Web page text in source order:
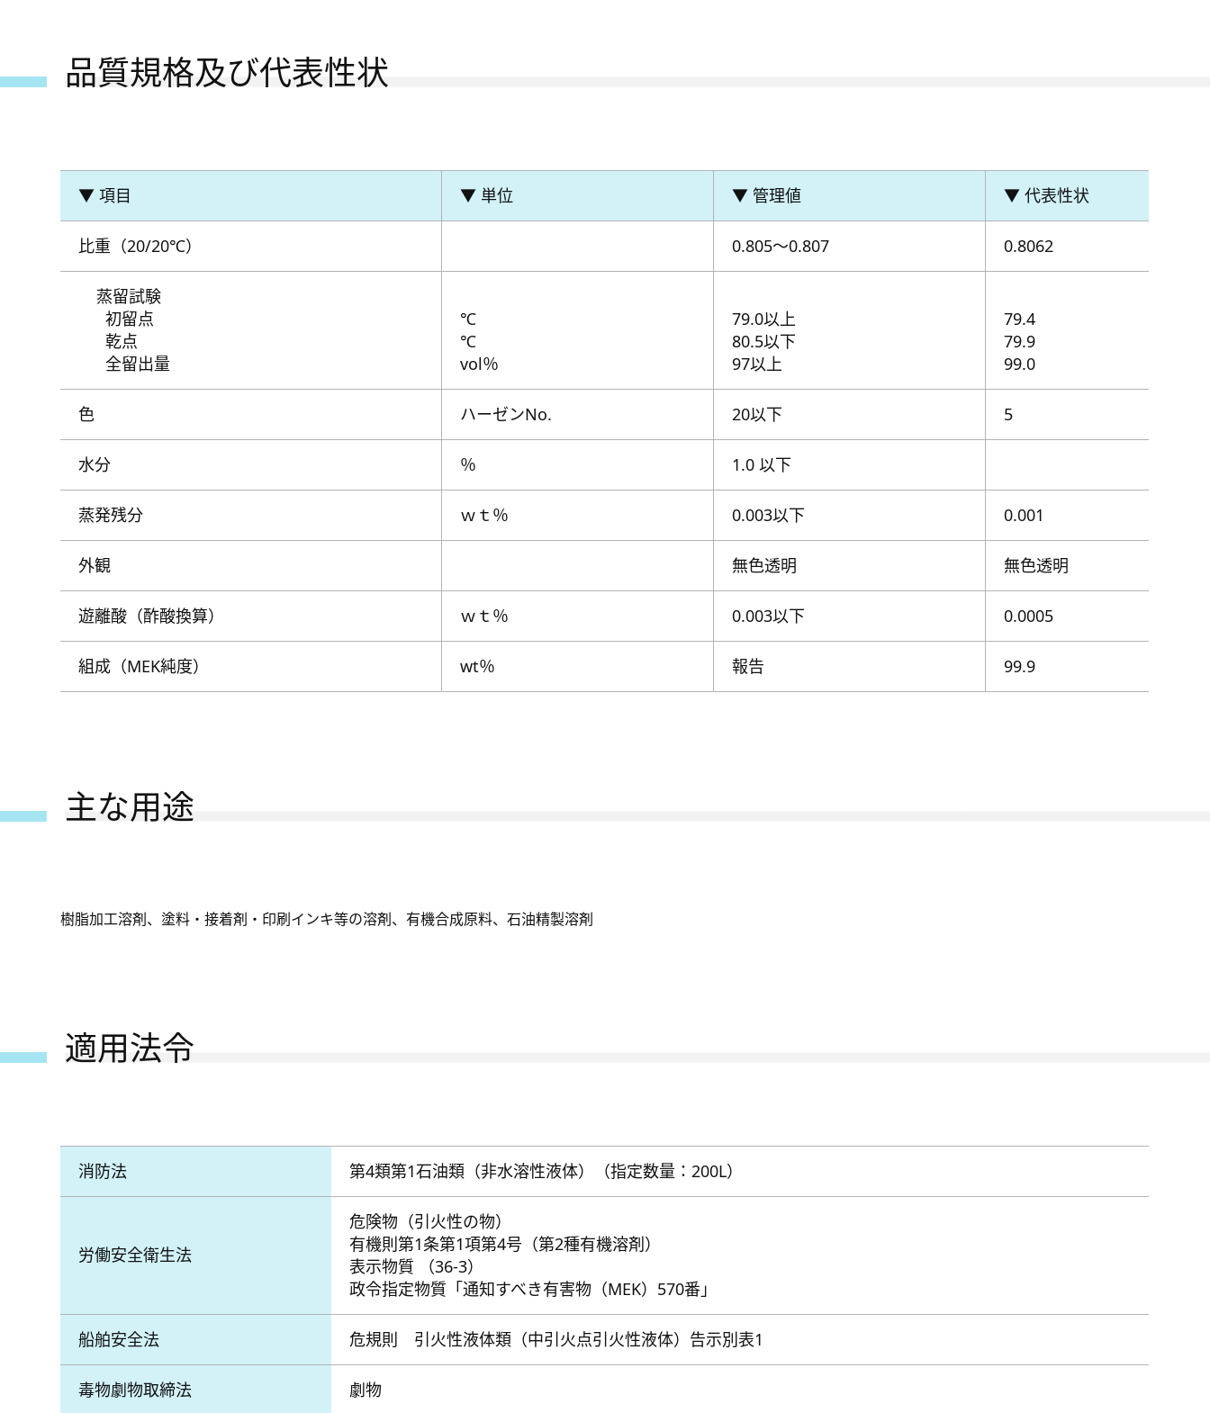
品質規格及び代表性状
▼ 項目 ▼ 単位 ▼ 管理値 ▼ 代表性状
比重（20/20℃） 0.805～0.807 0.8062
蒸留試験
初留点
乾点
全留出量
℃
℃
vol％
79.0以上
80.5以下
97以上
79.4
79.9
99.0
色 ハーゼンNo. 20以下 5
水分 ％ 1.0 以下
蒸発残分 ｗｔ％ 0.003以下 0.001
外観 無色透明 無色透明
遊離酸（酢酸換算） ｗｔ％ 0.003以下 0.0005
組成（MEK純度） wt％ 報告 99.9
主な用途
樹脂加工溶剤、塗料・接着剤・印刷インキ等の溶剤、有機合成原料、石油精製溶剤
適用法令
消防法 第4類第1石油類（非水溶性液体）（指定数量：200L）
労働安全衛生法
危険物（引火性の物）
有機則第1条第1項第4号（第2種有機溶剤）
表示物質 （36-3）
政令指定物質「通知すべき有害物（MEK）570番」
船舶安全法 危規則 引火性液体類（中引火点引火性液体）告示別表1
毒物劇物取締法 劇物